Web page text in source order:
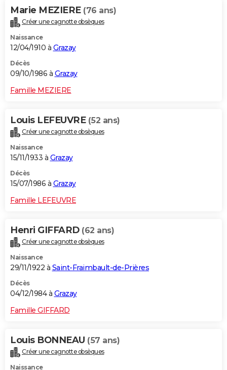
Marie MEZIERE (76 ans)
Créer une cagnotte obsèques
Naissance
12/04/1910 à Grazay
Décès
09/10/1986 à Grazay
Famille MEZIERE
Louis LEFEUVRE (52 ans)
Créer une cagnotte obsèques
Naissance
15/11/1933 à Grazay
Décès
15/07/1986 à Grazay
Famille LEFEUVRE
Henri GIFFARD (62 ans)
Créer une cagnotte obsèques
Naissance
29/11/1922 à Saint-Fraimbault-de-Prières
Décès
04/12/1984 à Grazay
Famille GIFFARD
Louis BONNEAU (57 ans)
Créer une cagnotte obsèques
Naissance